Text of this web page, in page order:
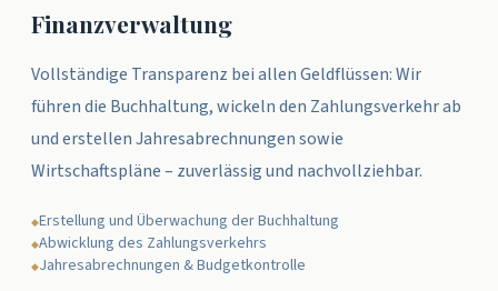
Finanzverwaltung
Vollständige Transparenz bei allen Geldflüssen: Wir
führen die Buchhaltung, wickeln den Zahlungsverkehr ab
und erstellen Jahresabrechnungen sowie
Wirtschaftspläne – zuverlässig und nachvollziehbar.
◆Erstellung und Überwachung der Buchhaltung
◆Abwicklung des Zahlungsverkehrs
◆Jahresabrechnungen & Budgetkontrolle